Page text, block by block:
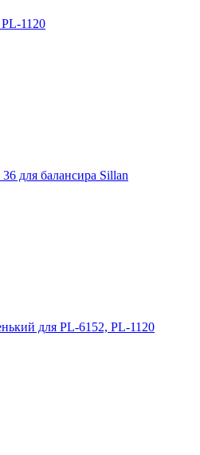
1120
для балансира Sillan
для PL-6152, PL-1120